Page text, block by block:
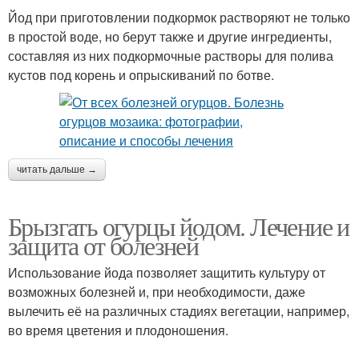
Йод при приготовлении подкормок растворяют не только
в простой воде, но берут также и другие ингредиенты,
составляя из них подкормочные растворы для полива
кустов под корень и опрыскиваний по ботве.
читать дальше →
Брызгать огурцы йодом. Лечение и
защита от болезней
Использование йода позволяет защитить культуру от
возможных болезней и, при необходимости, даже
вылечить её на различных стадиях вегетации, например,
во время цветения и плодоношения.